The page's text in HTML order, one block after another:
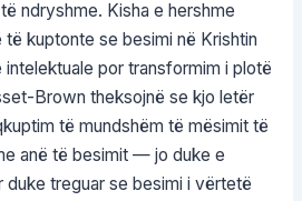
ndryshme. Kisha e hershme
të kuptonte se besimi në Krishtin
intelektuale por transformim i plotë
Brown theksojnë se kjo letër
të mundshëm të mësimit të
anë të besimit — jo duke e
duke treguar se besimi i vërtetë